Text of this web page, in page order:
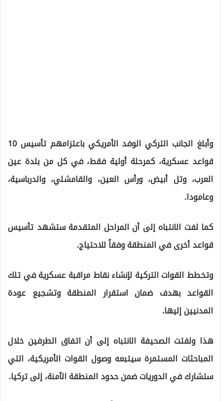
وأبلغ الجانب التركي الوفد الأمريكي باعتزامهم تأسيس 10
قواعد عسكرية، كمرحلة أولية فقط، في كل من بلدة عين
العرب، وتل أبيض، ورأس العين، والقامشلي، والدرباسية،
وعامودا.
كما لفت الانتباه إلى أن المراحل المتقدمة ستشهد تأسيس
قواعد أخرى في المنطقة وفقاً للاحتياج.
وتخطط القوات التركية لإنشاء نقاط مراقبة عسكرية في تلك
القواعد بهدف ضمان استقرار المنطقة وتشجيع عودة
المدنيين إليها.
هذا ولفتت الصحيفة الانتباه إلى أن اتفاق الطرفين خلال
المباحثات المستمرة سيتبعه وصول القوات الأمريكية، التي
ستشارك في الدوريات ضمن حدود المنطقة الآمنة، إلى تركيا.